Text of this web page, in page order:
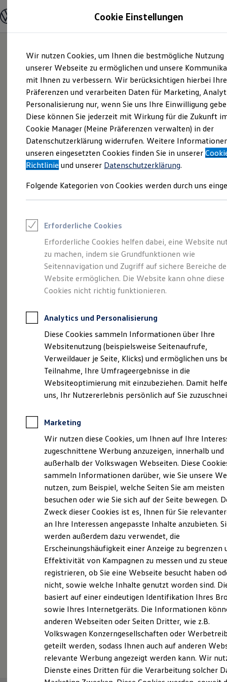
Hauptinhalt
springen
Footer
springen
Modelle und Konfigurator
Modelle vergleichen
Elektroautos
ENERGY Sondermodelle
Nutzfahrzeuge
SUV und CUV
Familienautos
Kombis
Kompaktwagen
Sportwagen
Schnell verfügbare Fahrzeuge
Angebote und Produkte
Aktuelle Angebote
E-Auto-Förderung
Volkswagen Marktplatz
Junge Gebrauchtwagen und Gebrauchtwagen
Saisonangebote
Leasing
Leasing-Angebote
Gebrauchtwagen Leasing
Junge Gebrauchtwagen-Leasing
Elektroauto Leasing
Kleinwagen-Leasing
Leasing ohne Anzahlung
Autokredit mit Schlussrate
Versicherungen und Garantien
Kfz-Versicherung
Restschuldversicherungen
Garantien
Wartungsverträge
Geschäftskunden
Professional Class bei Volkswagen
Großkunden
Behörden
Anpfiff zum Gewinn
Elektroautos
ID. Tutorials
Elektrofahrzeugkonzepte
Reichweite
Reichweite der ID. Modelle
Reichweite im Winter
Laden
Laden unterwegs
Laden Zuhause
Ladezeitensimulator
Batterie
Sicherheit
Garantie und Lebensdauer
Nachhaltigkeit
Technologie
Kosten und Kauf
Verbrauchskosten
Kaufoptionen
E-Auto-Förderung
Software und Konnektivität
Die ID. Software 6
ID. Software Versionen und Updates
Digitale Extras
Schnittstellen zu Ihrem ID.
Abenteuer Leben. Der
Tiguan.
Probefahrt vereinbaren
Fahrzeugangebot anfordern
Servicetermin buchen
Serviceanfrage stellen
Cookie Einstellungen
Wir nutzen Cookies, um Ihnen die bestmögliche Nutzung
unserer Webseite zu ermöglichen und unsere
mit Ihnen zu verbessern. Wir berücksichtigen hierbei Ihre
Präferenzen und verarbeiten Daten für Marketing,
Personalisierung nur, wenn Sie uns Ihre Einwilligung
Diese können Sie jederzeit mit Wirkung für die Zukunft
Cookie Manager (Meine Präferenzen verwalten) in der
Datenschutzerklärung widerrufen. Weitere
unseren eingesetzten Cookies finden Sie in unserer
Richtlinie und unserer Datenschutzerklärung.
Folgende Kategorien von Cookies werden durch uns
Erforderliche Cookies
Erforderliche Cookies helfen dabei, eine Website
zu machen, indem sie Grundfunktionen wie
Seitennavigation und Zugriff auf sichere Bereiche
Website ermöglichen. Die Website kann ohne diese
Cookies nicht richtig funktionieren.
Analytics und Personalisierung
Diese Cookies sammeln Informationen über Ihre
Websitenutzung (beispielsweise Seitenaufrufe,
Verweildauer je Seite, Klicks) und ermöglichen uns
Teilnahme, Ihre Umfrageergebnisse in die
Websiteoptimierung mit einzubeziehen. Damit
uns, Ihr Nutzererlebnis persönlich auf Sie
Marketing
Wir nutzen diese Cookies, um Ihnen auf Ihre
zugeschnittene Werbung anzuzeigen, innerhalb und
außerhalb der Volkswagen Webseiten. Diese
sammeln Informationen darüber, wie Sie unsere
nutzen, zum Beispiel, welche Seiten Sie am meisten
besuchen oder wie Sie sich auf der Seite bewegen.
Zweck dieser Cookies ist es, Ihnen für Sie
an Ihre Interessen angepasste Inhalte anzubieten.
werden außerdem dazu verwendet, die
Erscheinungshäufigkeit einer Anzeige zu begrenzen
Effektivität von Kampagnen zu messen und zu
registrieren, ob Sie eine Webseite besucht haben
nicht, sowie welche Inhalte genutzt worden sind.
basiert auf einer eindeutigen Identifikation Ihres
sowie Ihres Internetgeräts. Die Informationen
anderen Webseiten oder Seiten Dritter, wie z.B.
Volkswagen Konzerngesellschaften oder
geteilt werden, sodass Ihnen auch auf anderen
relevante Werbung angezeigt werden kann. Wir
Dienste eines Dritten für die Verarbeitung solcher